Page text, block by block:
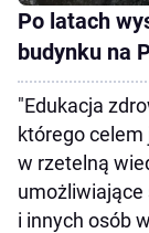
Po latach
budynku na
"Edukacja
którego celem
w rzetelną
umożliwiające
i innych osób